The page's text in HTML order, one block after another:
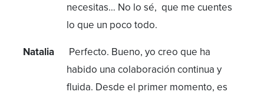
necesitas… No lo sé, que me cuentes
lo que un poco todo.
Natalia
Perfecto. Bueno, yo creo que ha
habido una colaboración continua y
fluida. Desde el primer momento, es